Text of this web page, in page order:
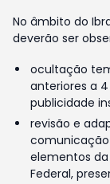
No âmbito do
deverão ser
ocultação
anteriores a
publicidade
revisão e
elementos
Federal,